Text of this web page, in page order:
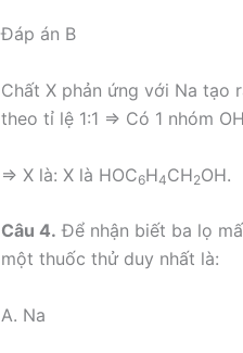
Đáp án B
Chất X phản ứng với Na tạo
theo tỉ lệ 1:1 => Có 1 nhóm
=> X là: X là HOC6H4CH2OH.
Câu 4. Để nhận biết ba lọ
một thuốc thử duy nhất là:
A. Na